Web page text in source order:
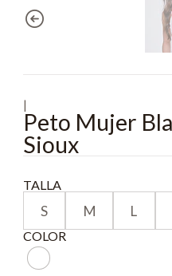
|
Peto Mujer
Sioux
TALLA
S M L
COLOR